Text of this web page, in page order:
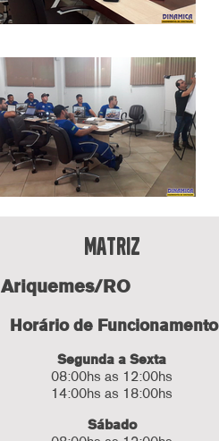
Matriz
Ariquemes/RO
Horário de Funcionamento
Segunda a Sexta
08:00hs as 12:00hs
14:00hs as 18:00hs
Sábado